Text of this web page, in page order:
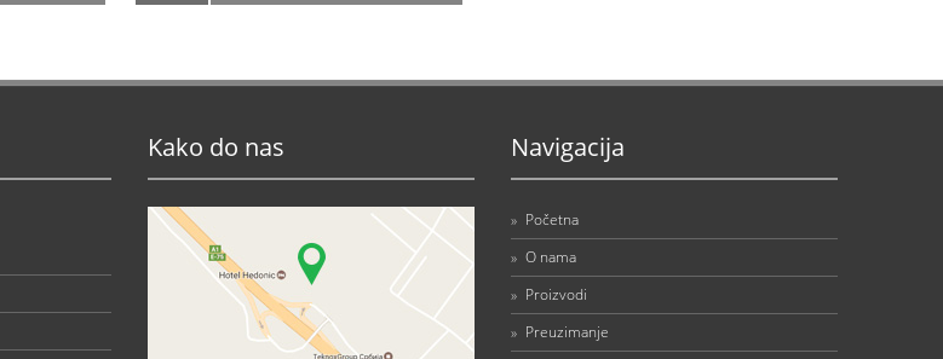
Kako do nas Navigacija
» Početna
» O nama
» Proizvodi
» Preuzimanje